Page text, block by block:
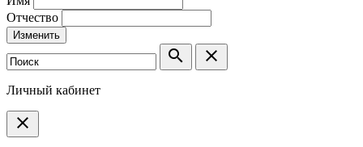
Отчество
Изменить
search clear
Личный кабинет
clear